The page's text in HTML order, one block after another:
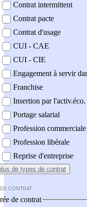
Contrat intermittent
Contrat pacte
Contrat d'usage
CUI - CAE
CUI - CIE
Engagement à servir
Franchise
Insertion par l'activ.éco.
Portage salarial
Profession commerciale
Profession libérale
Reprise d'entreprise
de types de contrat
CONTRAT
de contrat